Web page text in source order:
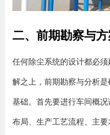
二、前期勘察与
任何除尘系统的设计都必
解之上，前期勘察与分析
基础。首先要进行车间概
布局、生产工艺流程、主